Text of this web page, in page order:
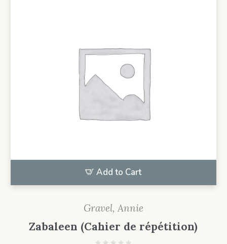
Add to Cart
Gravel, Annie
Zabaleen (Cahier de répétition)